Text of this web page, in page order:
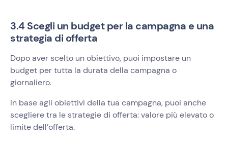
3.4 Scegli un budget per la campagna e una
strategia di offerta
Dopo aver scelto un obiettivo, puoi impostare un
budget per tutta la durata della campagna o
giornaliero.
In base agli obiettivi della tua campagna, puoi anche
scegliere tra le strategie di offerta: valore più elevato o
limite dell’offerta.